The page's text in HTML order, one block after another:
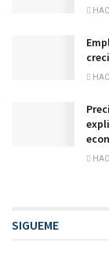
SIGUEME